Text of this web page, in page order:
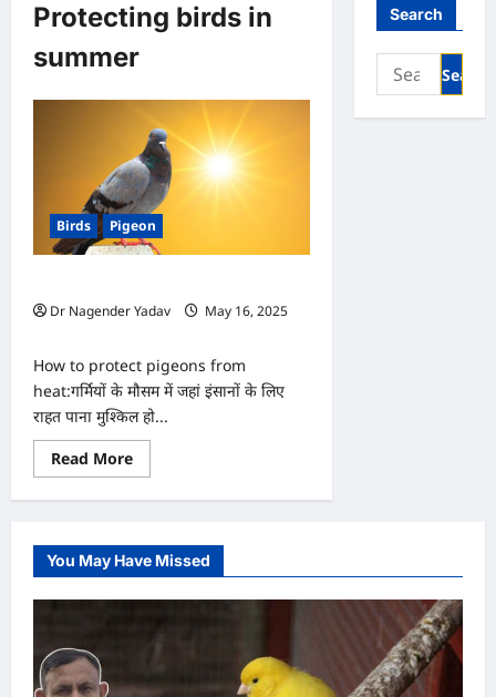
Protecting birds in
summer
Birds Pigeon
Dr Nagender Yadav
May 16, 2025
How to protect pigeons from
heat:गर्मियों के मौसम में जहां इंसानों के लिए
राहत पाना मुश्किल हो...
Read MoreRead
more
कबूतरों
से
कैसे
बचाएं?
जानें
डिटेल
Search
Search
for:
You May Have Missed